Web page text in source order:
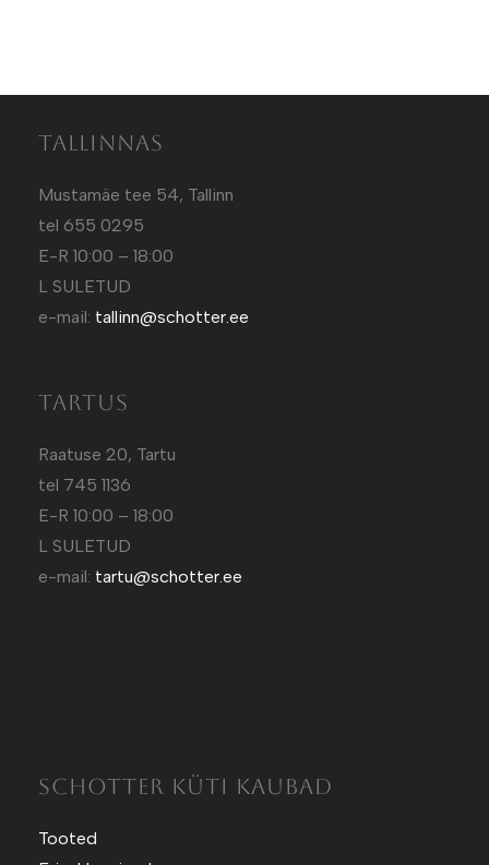
Tallinnas
Mustamäe tee 54, Tallinn
tel 655 0295
E-R 10:00 – 18:00
L SULETUD
e-mail: tallinn@schotter.ee
Tartus
Raatuse 20, Tartu
tel 745 1136
E-R 10:00 – 18:00
L SULETUD
e-mail: tartu@schotter.ee
SCHOTTER KÜTI KAUBAD
Tooted